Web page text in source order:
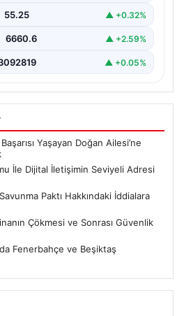
55.25 ▲ +0.32%
6660.6 ▲ +2.59%
▲ +0.05%
Yaşayan Doğan Ailesi’ne
İle Dijital İletişimin Seviyeli Adresi
Paktı Hakkındaki İddialara
Çökmesi ve Sonrası Güvenlik
Fenerbahçe ve Beşiktaş